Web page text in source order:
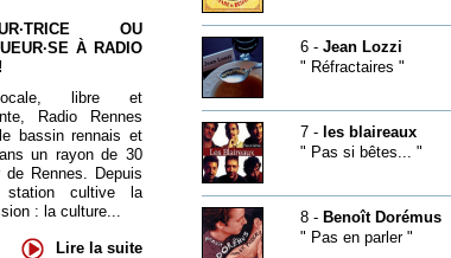
OU
À RADIO
libre et
Radio Rennes
bassin rennais et
un rayon de 30
de Rennes. Depuis
cultive la
: la culture...
Lire la suite
6 - Jean Lozzi
" Réfractaires "
7 - les blaireaux
" Pas si bêtes... "
8 - Benoît Dorémus
" Pas en parler "